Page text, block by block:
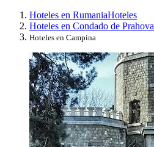
Hoteles en RumaniaHoteles
Hoteles en Condado de Prahova
Hoteles en Campina